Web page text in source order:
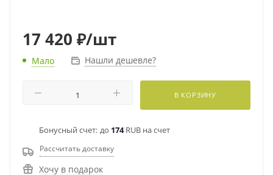
17 420 ₽/шт
Мало Нашли дешевле?
В КОРЗИНУ
Бонусный счет: до 174RUB на счет
Рассчитать доставку
Хочу в подарок